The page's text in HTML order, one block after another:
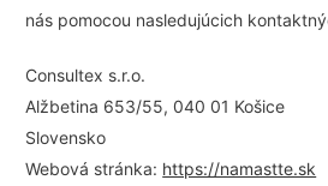
nás pomocou nasledujúcich
Consultex s.r.o.
Alžbetina 653/55, 040 01 Košice
Slovensko
Webová stránka: https://namastte.sk